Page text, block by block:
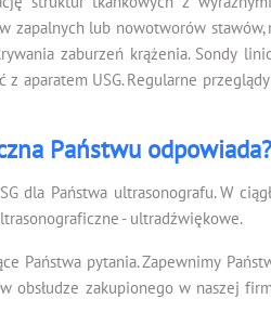
zapalnych lub nowotworów
zaburzeń krążenia. Sondy
aparatem USG. Regularne
Państwu odpowiada?
Państwa ultrasonografu. W
- ultradźwiękowe.
Państwa pytania. Zapewnimy
zakupionego w naszej